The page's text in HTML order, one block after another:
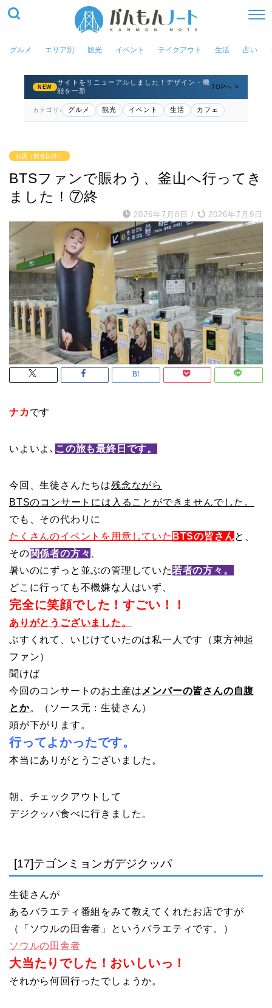
グルメ エリア別 観光 イベント テイクアウト 生活 占い
NEW
サイトをリニューアルしました！デザイン・機
能を一新
TOPへ >
カテゴリ: グルメ 観光 イベント 生活 カフェ
お店（飲食以外）
BTSファンで賑わう、釜山へ行ってき
ました！⑦終
2026年7月8日 / 2026年7月9日
ナカです
いよいよ､ この旅も最終日です。
今回、生徒さんたちは残念ながら
BTSのコンサートには入ることができませんでした。
でも、その代わりに
たくさんのイベントを用意していた BTSの皆さんと、
その関係者の方々
暑いのにずっと並ぶの管理していた若者の方々。
どこに行っても不機嫌な人はいず、
完全に笑顔でした！すごい！！
ありがとうございました。
ぶすくれて、いじけていたのは私一人です（東方神起
ファン）
聞けば
今回のコンサートのお土産は メンバーの皆さんの自腹
とか。（ソース元：生徒さん）
頭が下がります。
行ってよかったです。
本当にありがとうございました。
朝、チェックアウトして
デジクッパ食べに行きました。
[17]テゴンミョンガデジクッパ
生徒さんが
あるバラエティ番組をみて教えてくれたお店ですが
（「ソウルの田舎者」というバラエティです。）
ソウルの田舎者
大当たりでした！おいしいっ！
それから何回行ったでしょうか。